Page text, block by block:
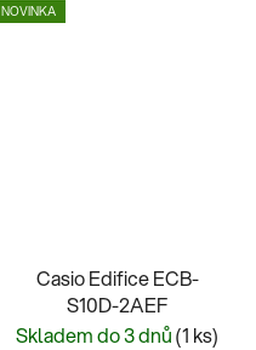
NOVINKA
Casio Edifice ECB-
S10D-2AEF
Skladem do 3 dnů(1 ks)